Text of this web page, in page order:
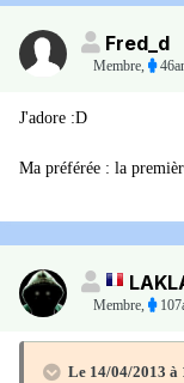
Fred_d
Membre,
J'adore :D
Ma préférée : la
Membre,
Le 14/04/2013 à